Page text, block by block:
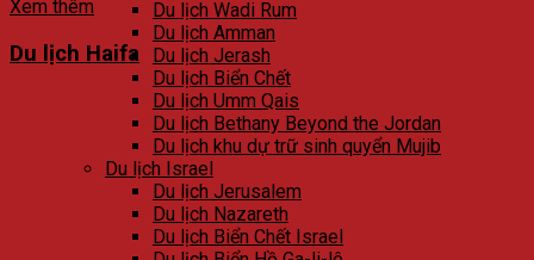
Du lịch Wadi Rum
Du lịch Amman
Du lịch Jerash
Du lịch Biển Chết
Du lịch Umm Qais
Du lịch Bethany Beyond the Jordan
Du lịch khu dự trữ sinh quyển Mujib
Du lịch Israel
Du lịch Jerusalem
Du lịch Nazareth
Du lịch Biển Chết Israel
Xem thêm
Du lịch Haifa